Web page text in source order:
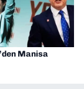
Manisa